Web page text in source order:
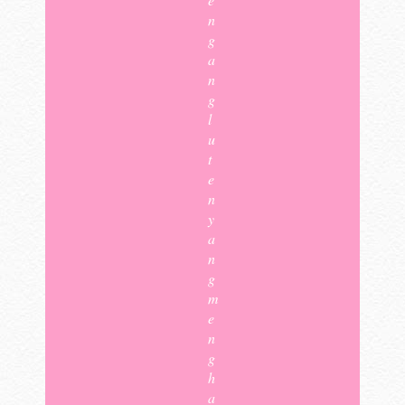
n
g
a
n
g
l
u
t
e
n
y
a
n
g
m
e
n
g
h
a